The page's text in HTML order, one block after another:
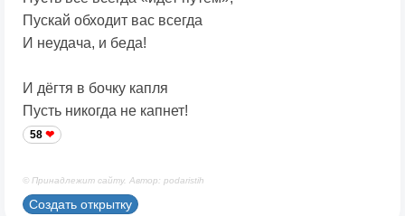
Пускай обходит вас всегда
И неудача, и беда!
И дёгтя в бочку капля
Пусть никогда не капнет!
58
© Принадлежит сайту. Автор: podaristih
Создать открытку